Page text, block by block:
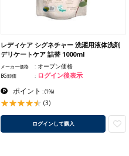
レディケア シグネチャー 洗濯用液体洗剤
デリケートケア 詰替 1000ml
メーカー価格 オープン価格
BG卸価 ログイン後表示
ポイント :(1%)
(3)
ログインして購入